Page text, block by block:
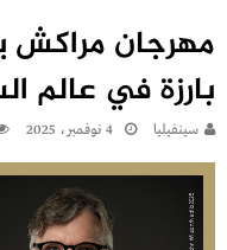
مهرجان مراكش
بارزة في عالم
سينفيليا 4 نوفمبر، 2025